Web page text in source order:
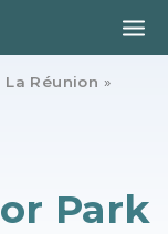
La Réunion »
Park